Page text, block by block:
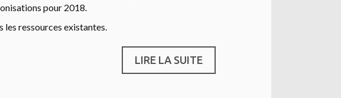
pour 2018.
ressources existantes.
LIRE LA SUITE